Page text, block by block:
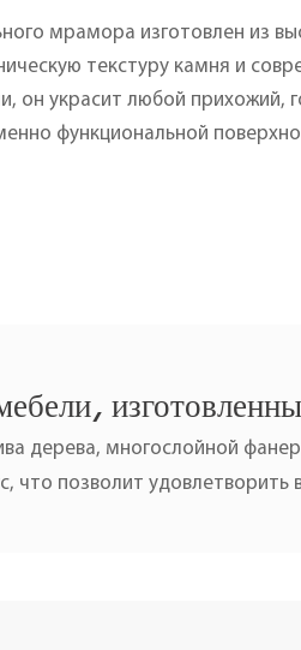
мрамора изготовлен из
текстуру камня и
он украсит любой прихожий,
функциональной
дерева, многослойной
что позволит